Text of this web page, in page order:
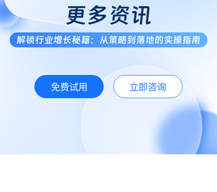
更多资讯
解锁行业增长秘籍：从策略到落地的实操指南
免费试用 立即咨询